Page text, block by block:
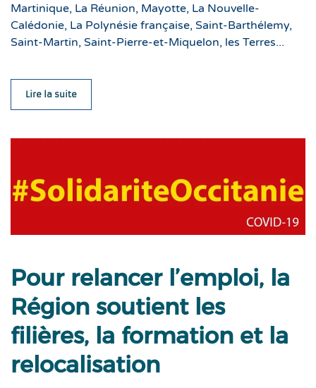
Martinique, La Réunion, Mayotte, La Nouvelle-
Calédonie, La Polynésie française, Saint-Barthélemy,
Saint-Martin, Saint-Pierre-et-Miquelon, les Terres...
Lire la suite
Pour relancer l’emploi, la
Région soutient les
filières, la formation et la
relocalisation